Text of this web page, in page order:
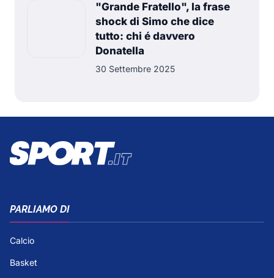
"Grande Fratello", la frase
shock di Simo che dice
tutto: chi é davvero
Donatella
30 Settembre 2025
PARLIAMO DI
Calcio
Basket